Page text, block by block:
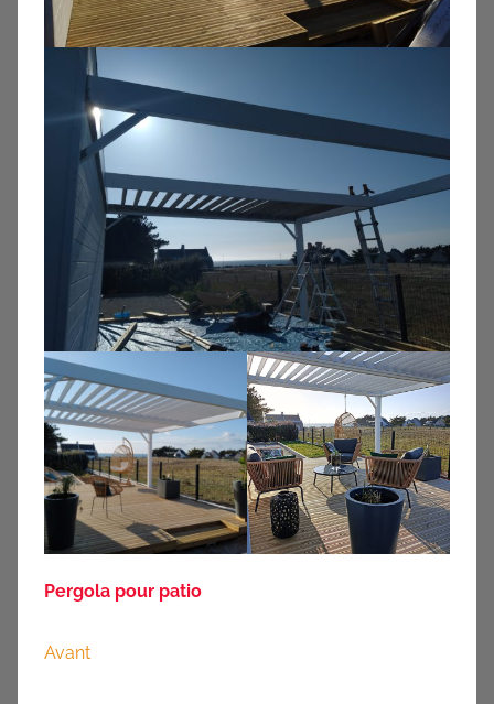
Pergola pour patio
Avant